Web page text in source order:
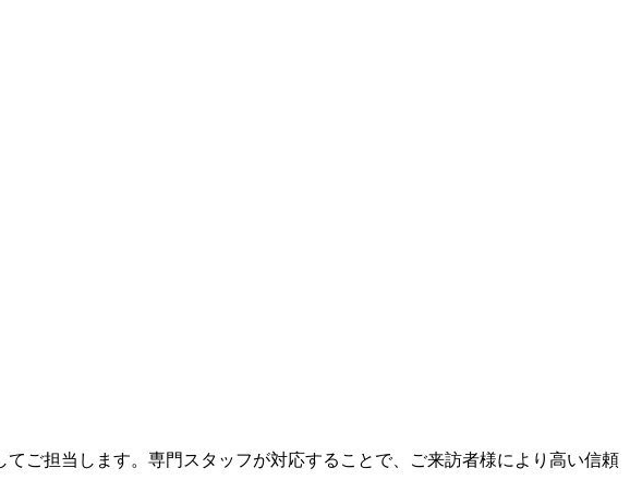
ご担当します。専門スタッフが対応することで、ご来訪者様により高い信頼